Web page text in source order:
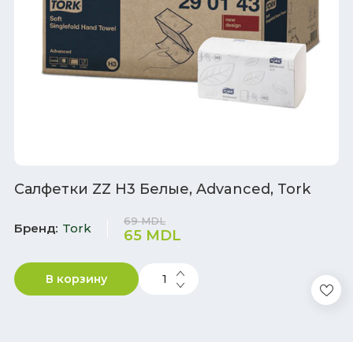
Салфетки ZZ H3 Белые, Advanced, Tork
Бренд Tork 69MDL
65 MDL
В корзину